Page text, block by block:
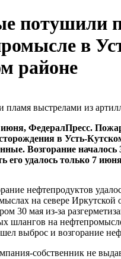
потушили
в
районе